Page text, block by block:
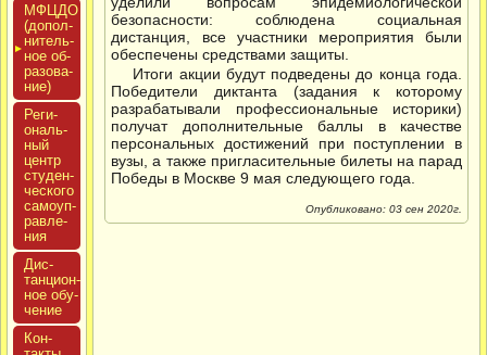
МФЦДО
(до­пол­
ни­тель­
ное об­
ра­зова­
ние)
Реги­
ональ­
ный
центр
сту­ден­
ческо­го
са­мо­уп­
равле­
ния
Дис­
танци­он­
ное обу­
чение
Кон­
безопасности: соблюдена социальная
дистанция, все участники мероприятия были
обеспечены средствами защиты.
Итоги акции будут подведены до конца года.
Победители диктанта (задания к которому
разрабатывали профессиональные историки)
получат дополнительные баллы в качестве
персональных достижений при поступлении в
вузы, а также пригласительные билеты на парад
Победы в Москве 9 мая следующего года.
Опубликовано: 03 сен 2020г.